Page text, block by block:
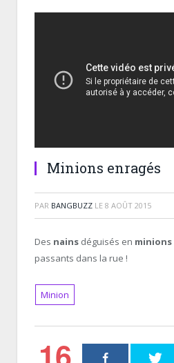
Minions enragés
PAR BANGBUZZ LE 8 AOÛT 2015
Des nains déguisés en minions
passants dans la rue !
Minion